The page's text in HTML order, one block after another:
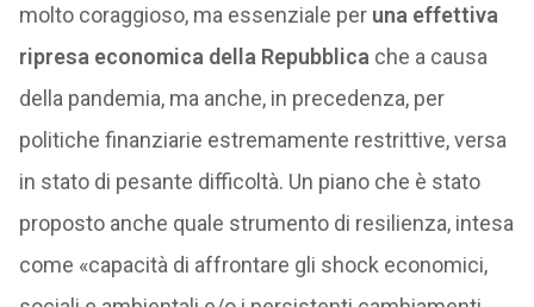
molto coraggioso, ma essenziale per una effettiva
ripresa economica della Repubblica che a causa
della pandemia, ma anche, in precedenza, per
politiche finanziarie estremamente restrittive, versa
in stato di pesante difficoltà. Un piano che è stato
proposto anche quale strumento di resilienza, intesa
come «capacità di affrontare gli shock economici,